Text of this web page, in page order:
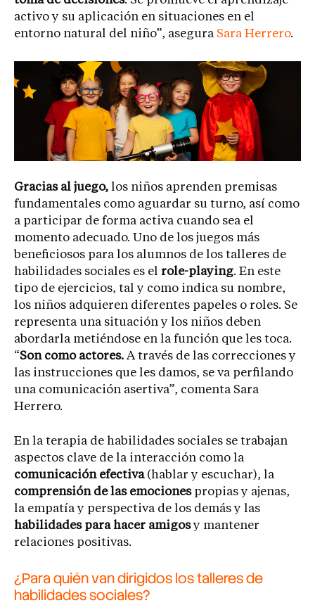
activo y su aplicación en situaciones en el
entorno natural del niño”, asegura Sara Herrero.
Gracias al juego, los niños aprenden premisas
fundamentales como aguardar su turno, así como
a participar de forma activa cuando sea el
momento adecuado. Uno de los juegos más
beneficiosos para los alumnos de los talleres de
habilidades sociales es el role-playing. En este
tipo de ejercicios, tal y como indica su nombre,
los niños adquieren diferentes papeles o roles. Se
representa una situación y los niños deben
abordarla metiéndose en la función que les toca.
“Son como actores. A través de las correcciones y
las instrucciones que les damos, se va perfilando
una comunicación asertiva”, comenta Sara
Herrero.
En la terapia de habilidades sociales se trabajan
aspectos clave de la interacción como la
comunicación efectiva(hablar y escuchar), la
comprensión de las emocionespropias y ajenas,
la empatía y perspectiva de los demás y las
habilidades para hacer amigosy mantener
relaciones positivas.
¿Para quién van dirigidos los talleres de
habilidades sociales?